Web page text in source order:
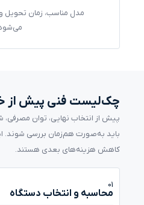
مدل مناسب، زمان تحویل
چک‌لیست فنی پیش از
پیش از انتخاب نهایی، توان مصرفی،
باید به‌صورت هم‌زمان بررسی شوند.
کاهش هزینه‌های بعدی هستند.
01
محاسبه و انتخاب دستگاه